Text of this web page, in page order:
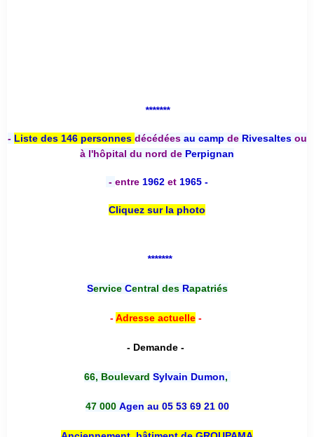
*******
- Liste des 146 personnes décédées au camp deRivesaltesou
à l'hôpital du nord de Perpignan
- entre 1962 et 1965 -
Cliquez sur la photo
*******
Service Central desRapatriés
-Adresse actuelle-
- Demande -
66, Boulevard Sylvain Dumon,
47 000 Agen au 05 53 69 21 00